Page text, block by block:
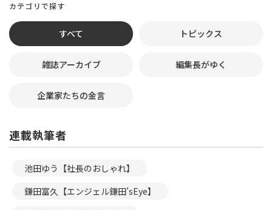
カテゴリで探す
すべて トピックス
雑誌アーカイブ 編集長がゆく
企業家たちの金言
連載執筆者
池田ゆう【社長のおしゃれ】
鎌田富久【エンジェル鎌田’sEye】